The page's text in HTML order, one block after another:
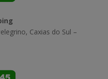
Caxias do Sul –